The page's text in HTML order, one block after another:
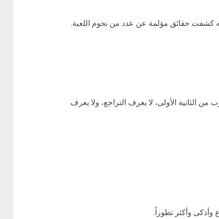
الثانية الأولى، لا يعرف التراجع، ولا يعرف
وأذكى وأكثر تطوراً.